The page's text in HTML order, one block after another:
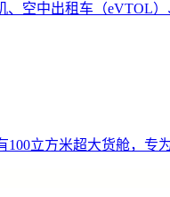
空中出租车（eVTOL
立方米超大货舱，专